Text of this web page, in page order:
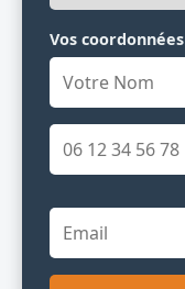
Vos coordonnées